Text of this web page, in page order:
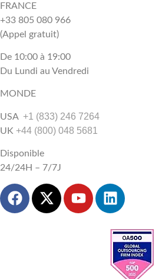
FRANCE
+33 805 080 966
(Appel gratuit)
De 10:00 à 19:00
Du Lundi au Vendredi
MONDE
USA +1 (833) 246 7264
UK +44 (800) 048 5681
Disponible
24/24H – 7/7J